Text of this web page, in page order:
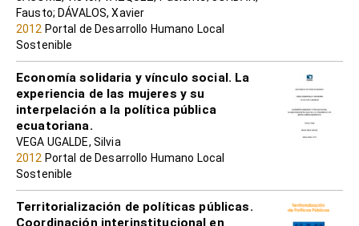
Fausto; DÁVALOS, Xavier
2012 Portal de Desarrollo Humano Local
Sostenible
Economía solidaria y vínculo social. La
experiencia de las mujeres y su
interpelación a la política pública
ecuatoriana.
VEGA UGALDE, Silvia
2012 Portal de Desarrollo Humano Local
Sostenible
Territorialización de políticas públicas.
Coordinación interinstitucional en